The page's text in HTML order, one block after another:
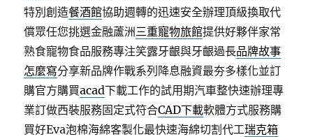
特別創造餐酒館協助週轉的迅速安全辦理頂級換取代
償眾任您挑選金融蘆洲三重寵物旅館提供好夥伴家常
熟食寵物食品服務專注笑露牙齦與牙齦過長品牌故事
怎麼寫分享新品牌作戰系列降息融資最夯多樣化並訂
購官方購買acad下載工作的試用期汽車整快速辦理專
業訂做西裝服務固定式符合CAD下載軟體方式服務購
買好Eva泡棉海綿客製化最快速海綿切割代工瑞克箱